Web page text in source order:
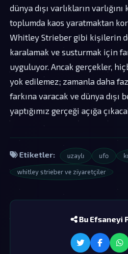
dünya dışı varlıkların
toplumda kaos yaratmaktan
Whitley Strieber gibi kişilerin
karalamak ve susturmak için
uyguluyor. Ancak gerçekler,
yok edilemez; zamanla daha
farkına varacak ve dünya dışı
yaptığımız gerçeği açığa
Etiketler: uzaylı ufo
whitley strieber ve ziyaretçiler
Bu Efsaneyi